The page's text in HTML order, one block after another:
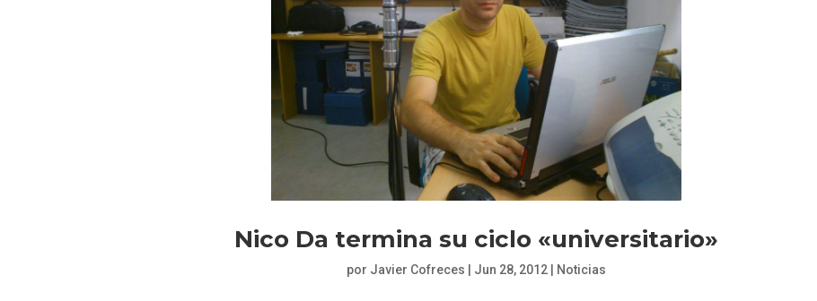
Nico Da termina su ciclo «universitario»
por Javier Cofreces Jun 28, 2012| Noticias